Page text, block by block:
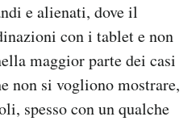
e alienati, dove il
con i tablet e non
maggior parte dei casi
non si vogliono mostrare,
spesso con un qualche